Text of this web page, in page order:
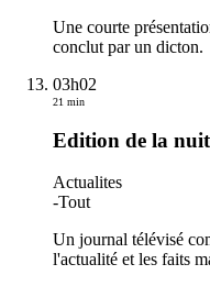
Une courte
conclut par un dicton.
03h02
21 min
Edition de la nuit
Actualites
-Tout
Un journal télévisé
l'actualité et les faits